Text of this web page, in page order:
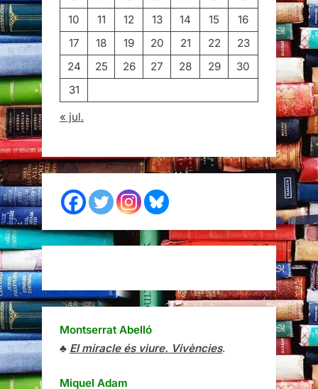
10
11 12 13 14 15
16
17
18 19 20 21 22
23
24
25 26 27 28 29
30
31
« jul.
Montserrat Abelló
♣ El miracle és viure. Vivències.
Miquel Adam